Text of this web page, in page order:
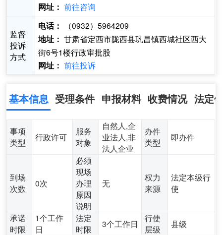
网址： 前往咨询
监督
投诉
方式
电话：
（0932）5964209
地址： 甘肃省定西市陇西县巩昌镇西城社区西大
街6号1楼行政审批股
网址： 前往投诉
基本信息 受理条件 申报材料 收费情况 法定
事项
类型
行政许可
服务
对象
自然人,企
业法人,非
法人企业
办件
类型
即办件
到场
次数
0次
必须
现场
办理
原因
说明
无
权力
来源
法定本级行
使
承诺
时限
1个工作
日
法定
时限
3个工作日
行使
层级
县级